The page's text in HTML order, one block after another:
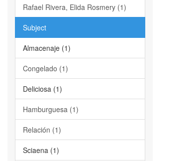
Rafael Rivera, Elida Rosmery (1)
Subject
Almacenaje (1)
Congelado (1)
Deliciosa (1)
Hamburguesa (1)
Relación (1)
Sciaena (1)